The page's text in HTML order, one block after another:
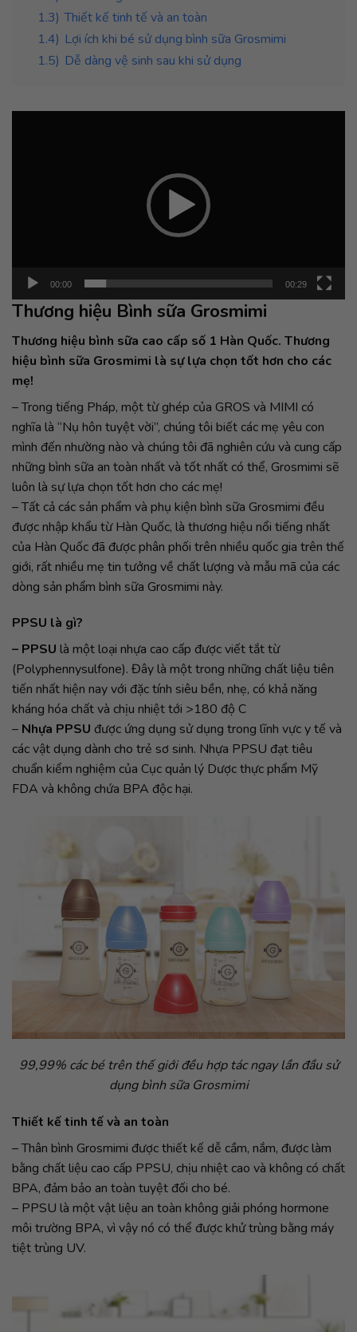
1.3) Thiết kế tinh tế và an toàn
1.4) Lợi ích khi bé sử dụng bình sữa Grosmimi
1.5) Dễ dàng vệ sinh sau khi sử dụng
00:00 00:29
Thương hiệu Bình sữa Grosmimi
Thương hiệu bình sữa cao cấp số 1 Hàn Quốc. Thương
hiệu bình sữa Grosmimi là sự lựa chọn tốt hơn cho các
mẹ!
– Trong tiếng Pháp, một từ ghép của GROS và MIMI có
nghĩa là “Nụ hôn tuyệt vời”, chúng tôi biết các mẹ yêu con
mình đến nhường nào và chúng tôi đã nghiên cứu và cung cấp
những bình sữa an toàn nhất và tốt nhất có thể, Grosmimi sẽ
luôn là sự lựa chọn tốt hơn cho các mẹ!
– Tất cả các sản phẩm và phụ kiện bình sữa Grosmimi đều
được nhập khẩu từ Hàn Quốc, là thương hiệu nổi tiếng nhất
của Hàn Quốc đã được phân phối trên nhiều quốc gia trên thế
giới, rất nhiều mẹ tin tưởng về chất lượng và mẫu mã của các
dòng sản phẩm bình sữa Grosmimi này.
PPSU là gì?
– PPSU là một loại nhựa cao cấp được viết tắt từ
(Polyphennysulfone). Đây là một trong những chất liệu tiên
tiến nhất hiện nay với đặc tính siêu bền, nhẹ, có khả năng
kháng hóa chất và chịu nhiệt tới >180 độ C
– Nhựa PPSU được ứng dụng sử dụng trong lĩnh vực y tế và
các vật dụng dành cho trẻ sơ sinh. Nhựa PPSU đạt tiêu
chuẩn kiểm nghiệm của Cục quản lý Dược thực phẩm Mỹ
FDA và không chứa BPA độc hại.
99,99% các bé trên thế giới đều hợp tác ngay lần đầu sử
dụng bình sữa Grosmimi
Thiết kế tinh tế và an toàn
– Thân bình Grosmimi được thiết kế dễ cầm, nắm, được làm
bằng chất liệu cao cấp PPSU, chịu nhiệt cao và không có chất
BPA, đảm bảo an toàn tuyệt đối cho bé.
– PPSU là một vật liệu an toàn không giải phóng hormone
môi trường BPA, vì vậy nó có thể được khử trùng bằng máy
tiệt trùng UV.